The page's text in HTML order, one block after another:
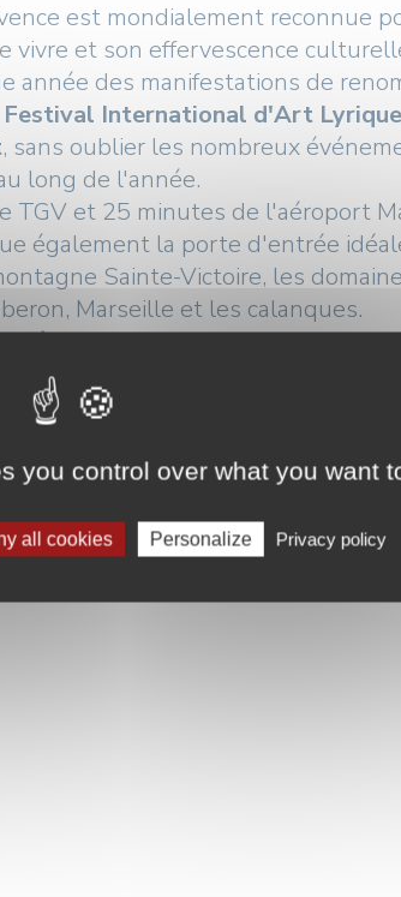
est mondialement reconnue
vivre et son effervescence
année des manifestations de
Festival International d'Art Lyrique
, sans oublier les nombreux
long de l'année.
TGV et 25 minutes de l'aéroport
également la porte d'entrée
Sainte-Victoire, les
Marseille et les calanques.
à vos participants une
et art de vivre se
you control over what you want
all cookies Personalize Privacy policy